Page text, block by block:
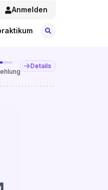
Anmelden
Details